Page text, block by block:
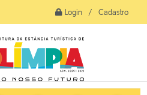
Login / Cadastro